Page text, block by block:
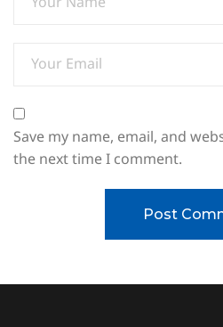
Save my name, email, and
the next time I comment.